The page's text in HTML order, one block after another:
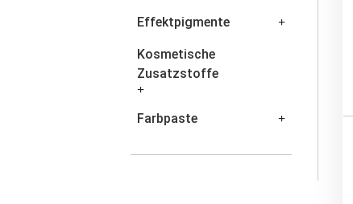
Effektpigmente
Kosmetische
Zusatzstoffe
Farbpaste